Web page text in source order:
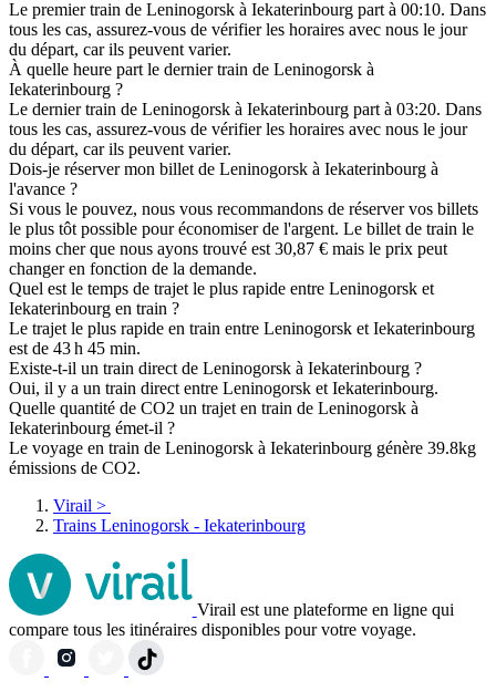
Le premier train de Leninogorsk à Iekaterinbourg part à 00:10. Dans
tous les cas, assurez-vous de vérifier les horaires avec nous le jour
du départ, car ils peuvent varier.
À quelle heure part le dernier train de Leninogorsk à
Iekaterinbourg ?
Le dernier train de Leninogorsk à Iekaterinbourg part à 03:20. Dans
tous les cas, assurez-vous de vérifier les horaires avec nous le jour
du départ, car ils peuvent varier.
Dois-je réserver mon billet de Leninogorsk à Iekaterinbourg à
l'avance ?
Si vous le pouvez, nous vous recommandons de réserver vos billets
le plus tôt possible pour économiser de l'argent. Le billet de train le
moins cher que nous ayons trouvé est 30,87 € mais le prix peut
changer en fonction de la demande.
Quel est le temps de trajet le plus rapide entre Leninogorsk et
Iekaterinbourg en train ?
Le trajet le plus rapide en train entre Leninogorsk et Iekaterinbourg
est de 43 h 45 min.
Existe-t-il un train direct de Leninogorsk à Iekaterinbourg ?
Oui, il y a un train direct entre Leninogorsk et Iekaterinbourg.
Quelle quantité de CO2 un trajet en train de Leninogorsk à
Iekaterinbourg émet-il ?
Le voyage en train de Leninogorsk à Iekaterinbourg génère 39.8kg
émissions de CO2.
Virail >
Trains Leninogorsk - Iekaterinbourg
Virail est une plateforme en ligne qui
compare tous les itinéraires disponibles pour votre voyage.